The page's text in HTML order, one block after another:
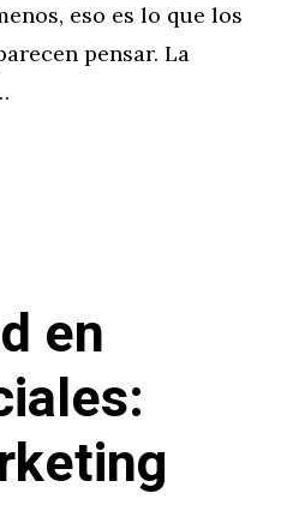
eso es lo que los
pensar. La
en